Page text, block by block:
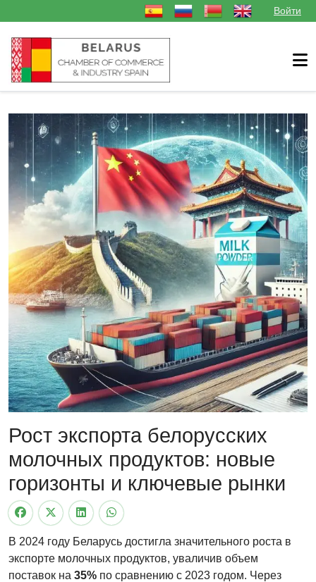
Выберите язык Войти
Рост экспорта белорусских
молочных продуктов: новые
горизонты и ключевые рынки
В 2024 году Беларусь достигла значительного роста в
экспорте молочных продуктов, уваличив объем
поставок на 35% по сравнению с 2023 годом. Через